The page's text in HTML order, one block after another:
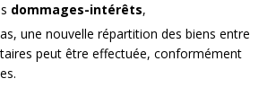
dommages-intérêts,
une nouvelle répartition des biens entre
peut être effectuée, conformément